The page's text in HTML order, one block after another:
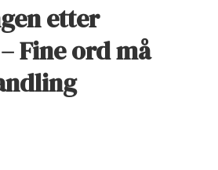
etter
Fine ord må